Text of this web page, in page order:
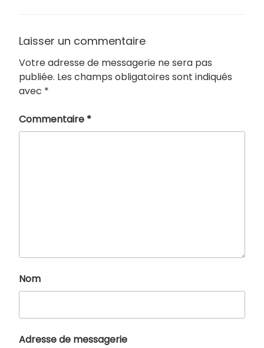
Laisser un commentaire
Votre adresse de messagerie ne sera pas
publiée. Les champs obligatoires sont indiqués
avec *
Commentaire *
Nom
Adresse de messagerie